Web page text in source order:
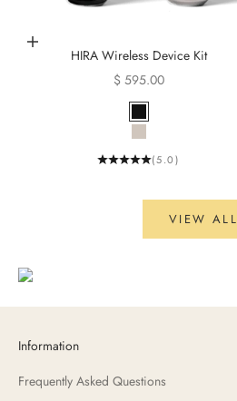
Choose options
HIRA Wireless Device Kit
Sale price
$ 595.00
Onyx
Sand
(5.0)
VIEW ALL
Information
Frequently Asked Questions